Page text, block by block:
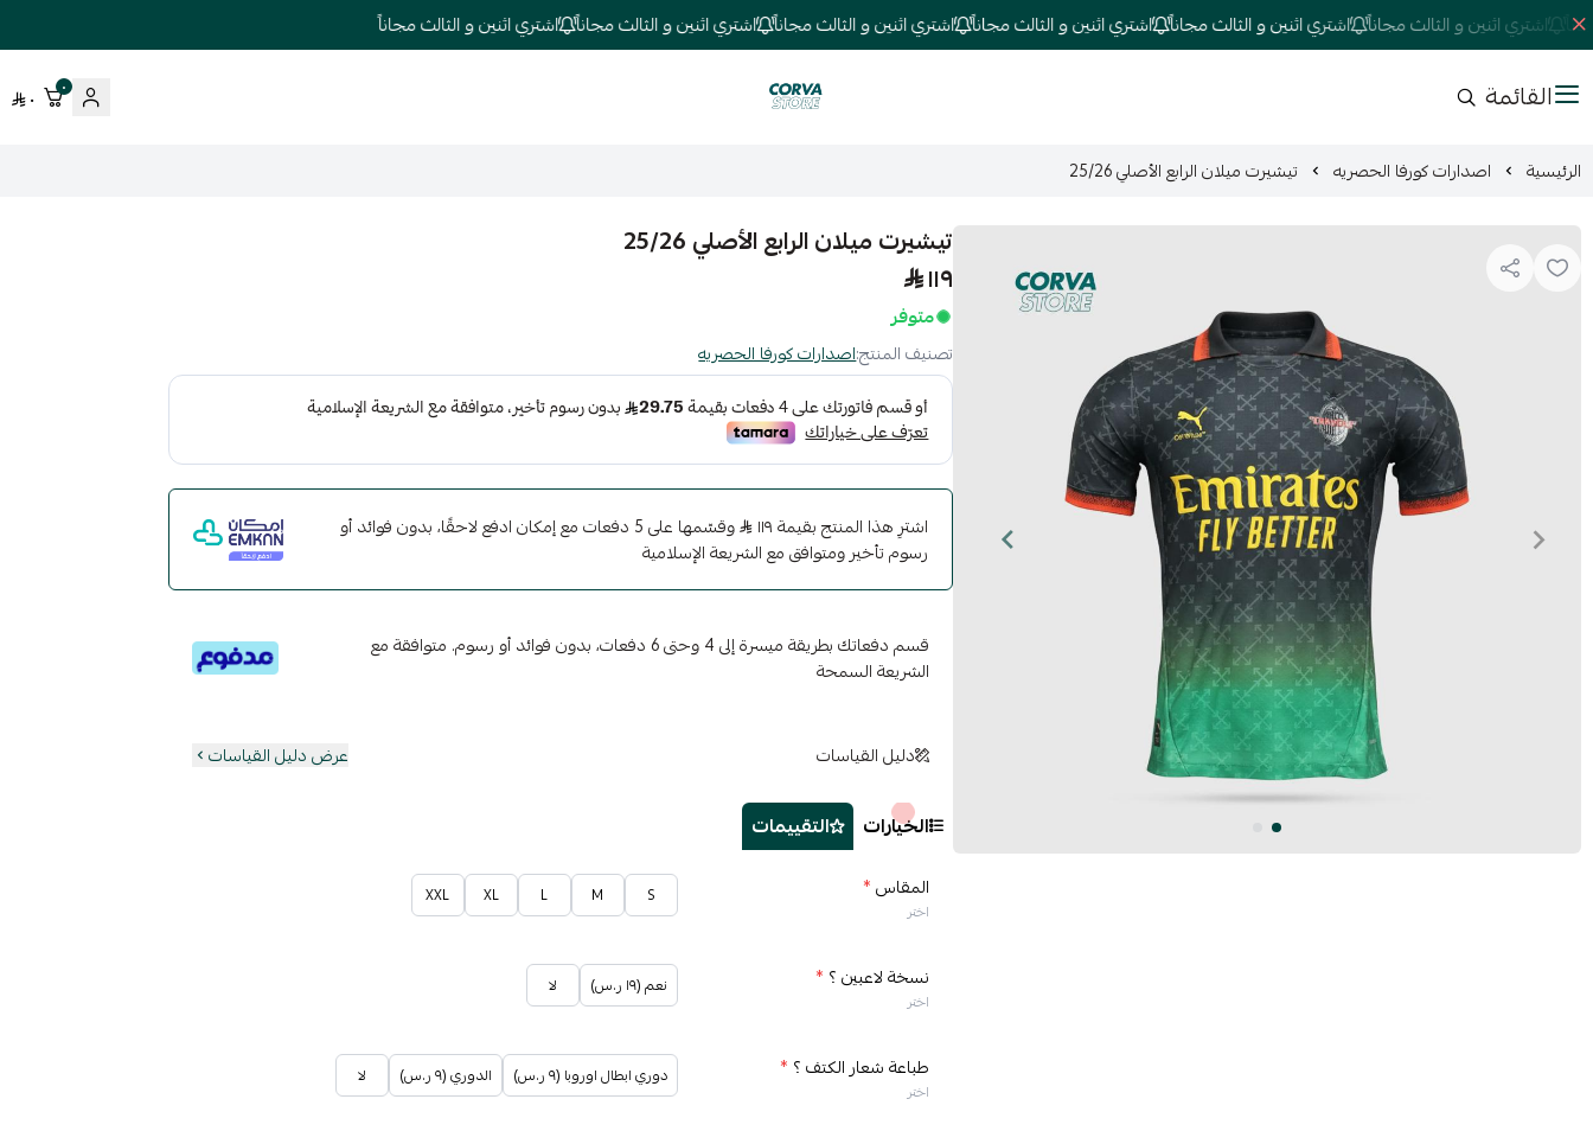
اشتري اثنين و الثالث مجاناً اشتري اثنين و الثالث مجاناً اشتري اثنين و الثالث مجاناً اشتري اثنين و الثالث مجاناً اشتري اثنين و الثالث مجاناً اشتري اثنين و الثالث مجاناً
القائمة كورفا ستور
٠ ٠
الرئيسية اصدارات كورفا الحصريه تيشيرت ميلان الرابع الأصلي 25/26
تيشيرت ميلان الرابع الأصلي 25/26
١١٩
متوفر
تصنيف المنتج:اصدارات كورفا الحصريه
اشترِ هذا المنتج بقيمة ١١٩
وقسّمها على 5 دفعات مع إمكان ادفع لاحقًا، بدون فوائد أو
رسوم تأخير ومتوافق مع الشريعة الإسلامية
قسم دفعاتك بطريقة ميسرة إلى 4 وحتى 6 دفعات، بدون فوائد أو رسوم. متوافقة مع
الشريعة السمحة
دليل القياسات عرض دليل القياسات
الخيارات التقييمات
المقاس*
اختر
S
M
L
XL
XXL
نسخة لاعبين ؟ *
اختر
نعم (١٩ ر.س) لا
طباعة شعار الكتف ؟ *
اختر
دوري ابطال اوروبا (٩ ر.س) الدوري (٩ ر.س) لا